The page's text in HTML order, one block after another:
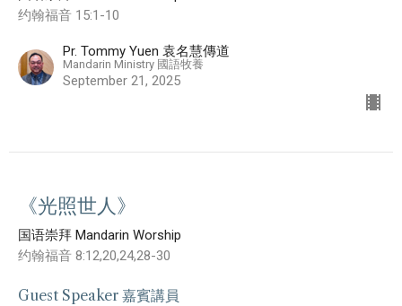
约翰福音 15:1-10
Pr. Tommy Yuen 袁名慧傳道
Mandarin Ministry 國語牧養
September 21, 2025
《光照世人》
国语崇拜 Mandarin Worship
约翰福音 8:12,20,24,28-30
Guest Speaker 嘉賓講員